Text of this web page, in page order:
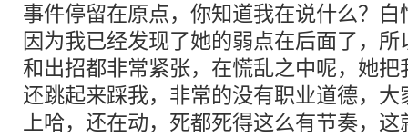
事件停留在原点，你知道我在说什么？白
因为我已经发现了她的弱点在后面了，
和出招都非常紧张，在慌乱之中呢，她
还跳起来踩我，非常的没有职业道德，
上哈，还在动，死都死得这么有节奏，这